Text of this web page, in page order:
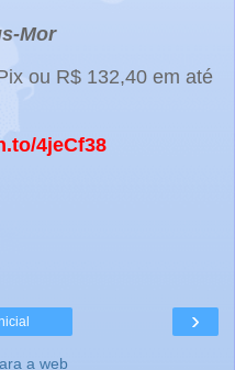
Mor
ou R$ 132,40 em até
4jeCf38
›
a web